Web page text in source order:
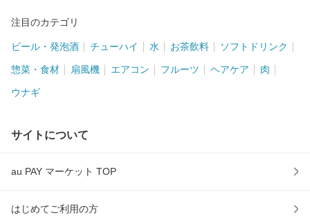
注目のカテゴリ
ビール・発泡酒 チューハイ 水 お茶飲料 ソフトドリンク
惣菜・食材 扇風機 エアコン フルーツ ヘアケア 肉
ウナギ
サイトについて
au PAY マーケット TOP
はじめてご利用の方